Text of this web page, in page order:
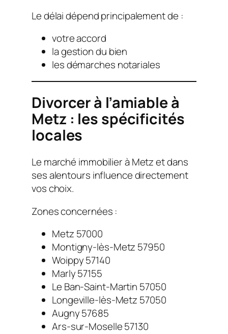
Le délai dépend principalement de :
votre accord
la gestion du bien
les démarches notariales
Divorcer à l’amiable à
Metz : les spécificités
locales
Le marché immobilier à Metz et dans
ses alentours influence directement
vos choix.
Zones concernées :
Metz 57000
Montigny-lès-Metz 57950
Woippy 57140
Marly 57155
Le Ban-Saint-Martin 57050
Longeville-lès-Metz 57050
Augny 57685
Ars-sur-Moselle 57130